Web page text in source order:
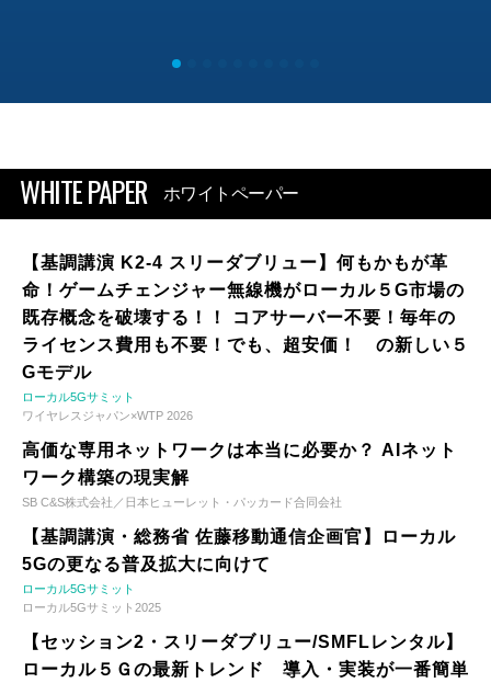
WHITE PAPER ホワイトペーパー
【基調講演 K2-4 スリーダブリュー】何もかもが革
命！ゲームチェンジャー無線機がローカル５G市場の
既存概念を破壊する！！ コアサーバー不要！毎年の
ライセンス費用も不要！でも、超安価！ の新しい５
Gモデル
ローカル5Gサミット
ワイヤレスジャパン×WTP 2026
高価な専用ネットワークは本当に必要か？ AIネット
ワーク構築の現実解
SB C&S株式会社／日本ヒューレット・パッカード合同会社
【基調講演・総務省 佐藤移動通信企画官】ローカル
5Gの更なる普及拡大に向けて
ローカル5Gサミット
ローカル5Gサミット2025
【セッション2・スリーダブリュー/SMFLレンタル】
ローカル５Ｇの最新トレンド 導入・実装が一番簡単